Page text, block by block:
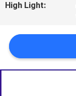
POPROSIĆ
WYCENĘ
SITEMAP
High Light: